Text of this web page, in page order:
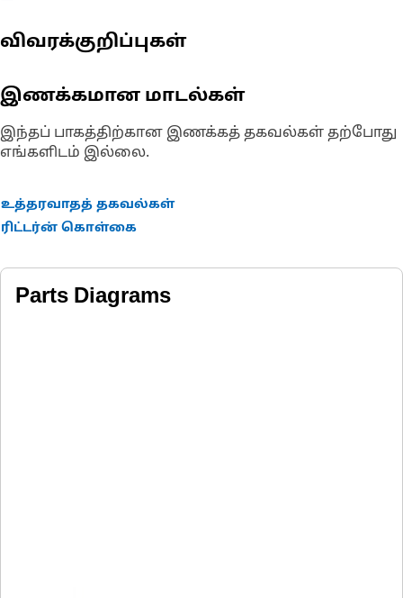
விவரக்குறிப்புகள்
இணக்கமான மாடல்கள்
இந்தப் பாகத்திற்கான இணக்கத் தகவல்கள் தற்போது
எங்களிடம் இல்லை.
உத்தரவாதத் தகவல்கள்
ரிட்டர்ன் கொள்கை
Parts Diagrams